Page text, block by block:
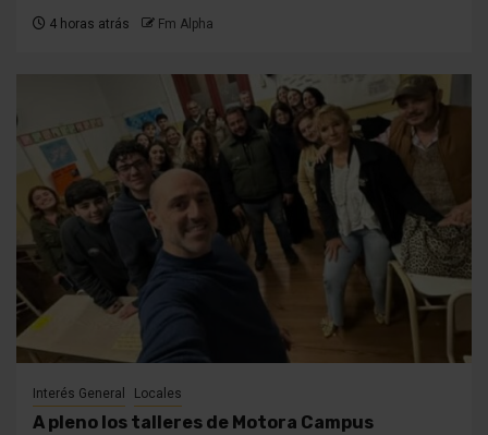
4 horas atrás Fm Alpha
Interés General Locales
A pleno los talleres de Motora Campus